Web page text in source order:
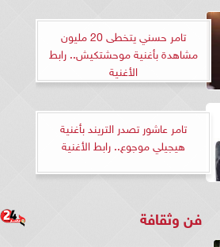
تامر حسني يتخطى 20 مليون
مشاهدة بأغنية موحشتكيش.. رابط
الأغنية
تامر عاشور تصدر التريند بأغنية
هيجيلي موجوع.. رابط الأغنية
فن وثقافة